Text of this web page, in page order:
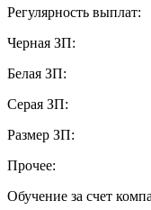
Регулярность выплат:
Черная ЗП:
Белая ЗП:
Серая ЗП:
Размер ЗП:
Прочее:
Обучение за счет